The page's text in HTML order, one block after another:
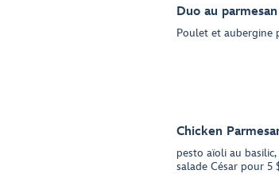
Duo au parmesan
Poulet et aubergine
Chicken
pesto aïoli au
salade César pour 5